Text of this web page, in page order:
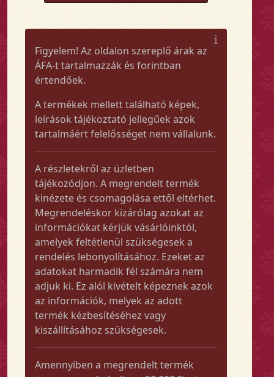
Figyelem! Az oldalon szereplő árak az
ÁFA-t tartalmazzák és forintban
értendőek.
A termékek mellett található képek,
leírások tájékoztató jellegűek azok
tartalmáért felelősséget nem vállalunk.
A részletekről az üzletben
tájékozódjon. A megrendelt termék
kinézete és csomagolása ettől eltérhet.
Megrendeléskor kizárólag azokat az
információkat kérjük vásárlóinktól,
amelyek feltétlenül szükségesek a
rendelés lebonyolításához. Ezeket az
adatokat harmadik fél számára nem
adjuk ki. Ez alól kivételt képeznek azok
az információk, melyek az adott
termék kézbesítéséhez vagy
kiszállításához szükségesek.
Amennyiben a megrendelt termék